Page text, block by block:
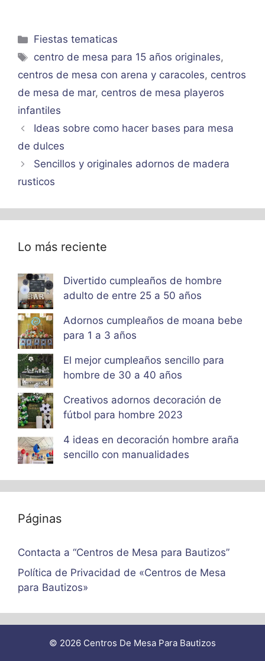
Categorías
Fiestas tematicas
Etiquetas
centro de mesa para 15 años originales,
centros de mesa con arena y caracoles, centros
de mesa de mar, centros de mesa playeros
infantiles
Ideas sobre como hacer bases para mesa
de dulces
Sencillos y originales adornos de madera
rusticos
Lo más reciente
Divertido cumpleaños de hombre
adulto de entre 25 a 50 años
Adornos cumpleaños de moana bebe
para 1 a 3 años
El mejor cumpleaños sencillo para
hombre de 30 a 40 años
Creativos adornos decoración de
fútbol para hombre 2023
4 ideas en decoración hombre araña
sencillo con manualidades
Páginas
Contacta a “Centros de Mesa para Bautizos”
Política de Privacidad de «Centros de Mesa
para Bautizos»
© 2026 Centros De Mesa Para Bautizos